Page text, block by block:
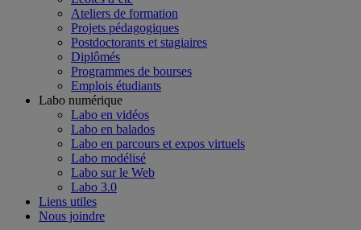
Ateliers de formation
Projets pédagogiques
Postdoctorants et stagiaires
Diplômés
Programmes de bourses
Emplois étudiants
Labo numérique
Labo en vidéos
Labo en balados
Labo en parcours et expos virtuels
Labo modélisé
Labo sur le Web
Labo 3.0
Liens utiles
Nous joindre